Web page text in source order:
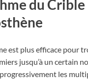
du Crible
est plus efficace pour
jusqu’à un certain
les